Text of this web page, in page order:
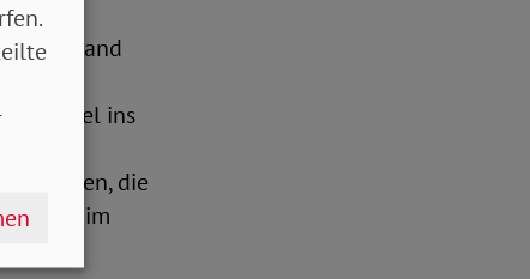
ins
die
Angst, im
so